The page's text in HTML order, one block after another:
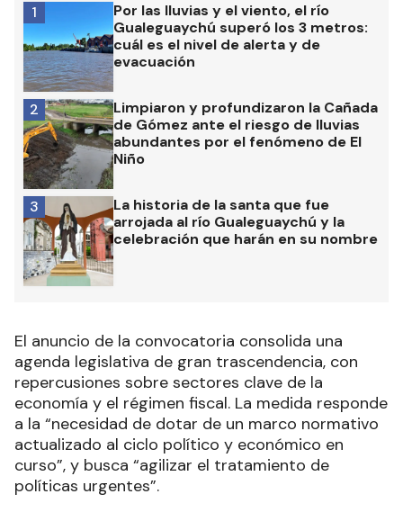
Por las lluvias y el viento, el río
Gualeguaychú superó los 3 metros:
cuál es el nivel de alerta y de
evacuación
1
Limpiaron y profundizaron la Cañada
de Gómez ante el riesgo de lluvias
abundantes por el fenómeno de El
Niño
2
La historia de la santa que fue
arrojada al río Gualeguaychú y la
celebración que harán en su nombre
3
El anuncio de la convocatoria consolida una
agenda legislativa de gran trascendencia, con
repercusiones sobre sectores clave de la
economía y el régimen fiscal. La medida responde
a la “necesidad de dotar de un marco normativo
actualizado al ciclo político y económico en
curso”, y busca “agilizar el tratamiento de
políticas urgentes”.